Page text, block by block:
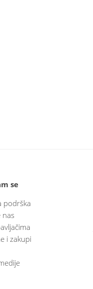
se
podrška
nas
i zakupi